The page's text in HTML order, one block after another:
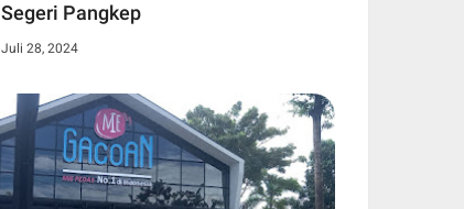
Segeri Pangkep
Juli 28, 2024